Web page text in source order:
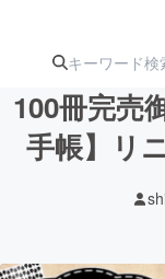
100冊完売
手帳】リ